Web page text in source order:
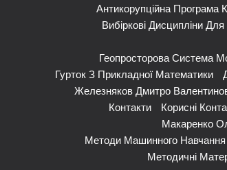
Антикорупційна Програма
Вибіркові Дисципліни Для
Геопросторова Система
Гурток З Прикладної Математики
Железняков Дмитро
Контакти
Корисні
Макаренко
Методи Машинного Навчання
Методичні